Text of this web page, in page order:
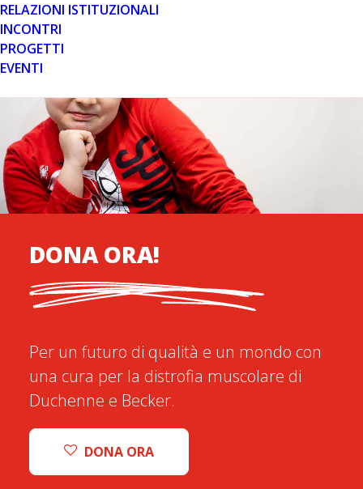
RELAZIONI ISTITUZIONALI
INCONTRI
PROGETTI
EVENTI
DONA ORA!
Per un futuro di qualità e un mondo con
una cura per la distrofia muscolare di
Duchenne e Becker.
DONA ORA